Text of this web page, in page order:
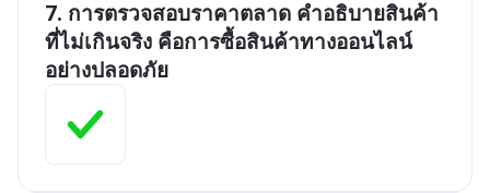
7. การตรวจสอบราคาตลาด คำอธิบายสินค้า
ที่ไม่เกินจริง คือการซื้อสินค้าทางออนไลน์
อย่างปลอดภัย